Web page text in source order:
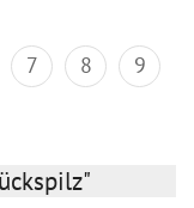
7 8
9